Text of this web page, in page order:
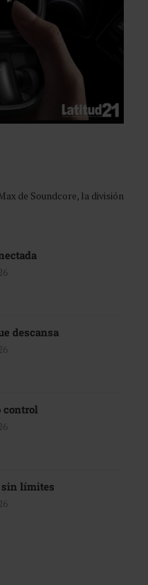
de Soundcore, la división
descansa
control
sin límites